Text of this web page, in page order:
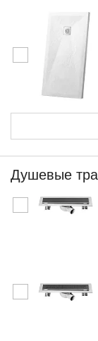
Душевые